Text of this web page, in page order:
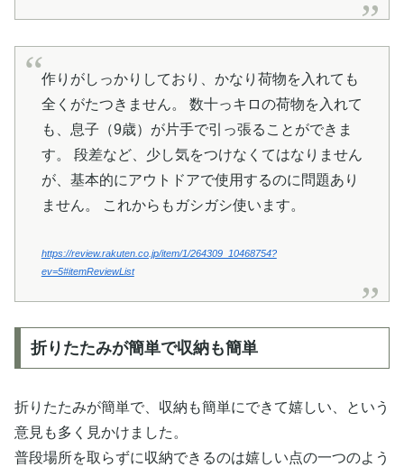
作りがしっかりしており、かなり荷物を入れても
全くがたつきません。 数十っキロの荷物を入れて
も、息子（9歳）が片手で引っ張ることができま
す。 段差など、少し気をつけなくてはなりません
が、基本的にアウトドアで使用するのに問題あり
ません。 これからもガシガシ使います。
https://review.rakuten.co.jp/item/1/264309_10468754?
ev=5#itemReviewList
折りたたみが簡単で収納も簡単
折りたたみが簡単で、収納も簡単にできて嬉しい、という
意見も多く見かけました。
普段場所を取らずに収納できるのは嬉しい点の一つのよう